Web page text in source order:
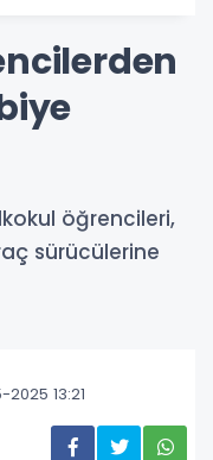
öğrencileri,
sürücülerine
13:21